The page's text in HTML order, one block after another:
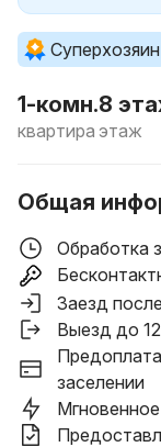
Суперхозяин
1-комн.
квартира
8
этаж
Общая
Обработка
Заезд
Выезд до
заселении